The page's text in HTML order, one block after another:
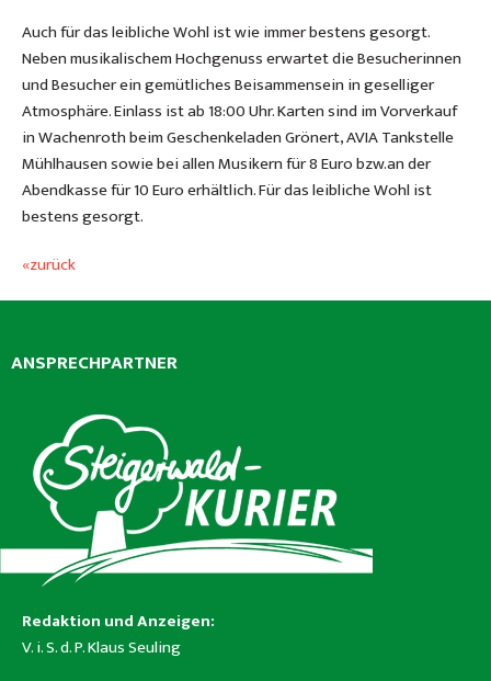
Auch für das leibliche Wohl ist wie immer bestens gesorgt.
Neben musikalischem Hochgenuss erwartet die Besucherinnen
und Besucher ein gemütliches Beisammensein in geselliger
Atmosphäre. Einlass ist ab 18:00 Uhr. Karten sind im Vorverkauf
in Wachenroth beim Geschenkeladen Grönert, AVIA Tankstelle
Mühlhausen sowie bei allen Musikern für 8 Euro bzw.an der
Abendkasse für 10 Euro erhältlich. Für das leibliche Wohl ist
bestens gesorgt.
«zurück
ANSPRECHPARTNER
Redaktion und Anzeigen:
V. i. S. d. P. Klaus Seuling